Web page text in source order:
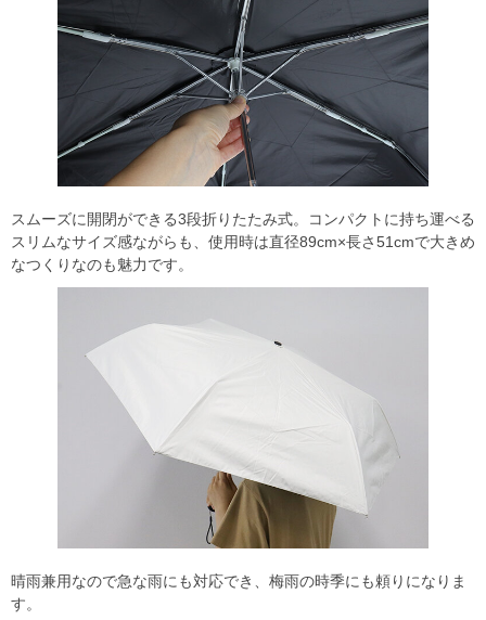
スムーズに開閉ができる3段折りたたみ式。コンパクトに持ち運べる
スリムなサイズ感ながらも、使用時は直径89cm×長さ51cmで大きめ
なつくりなのも魅力です。
晴雨兼用なので急な雨にも対応でき、梅雨の時季にも頼りになりま
す。